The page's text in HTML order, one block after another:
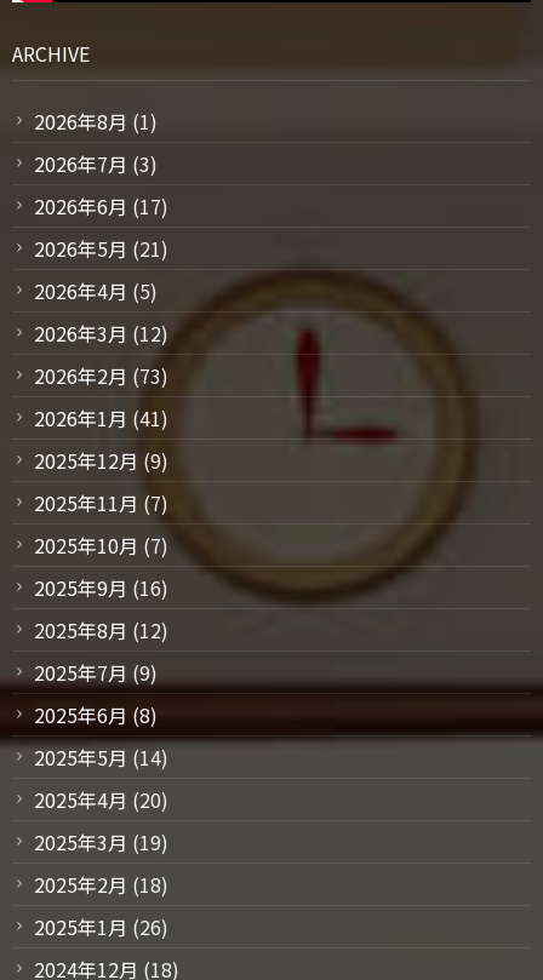
ARCHIVE
2026年8月 (1)
2026年7月 (3)
2026年6月 (17)
2026年5月 (21)
2026年4月 (5)
2026年3月 (12)
2026年2月 (73)
2026年1月 (41)
2025年12月 (9)
2025年11月 (7)
2025年10月 (7)
2025年9月 (16)
2025年8月 (12)
2025年7月 (9)
2025年6月 (8)
2025年5月 (14)
2025年4月 (20)
2025年3月 (19)
2025年2月 (18)
2025年1月 (26)
2024年12月 (18)